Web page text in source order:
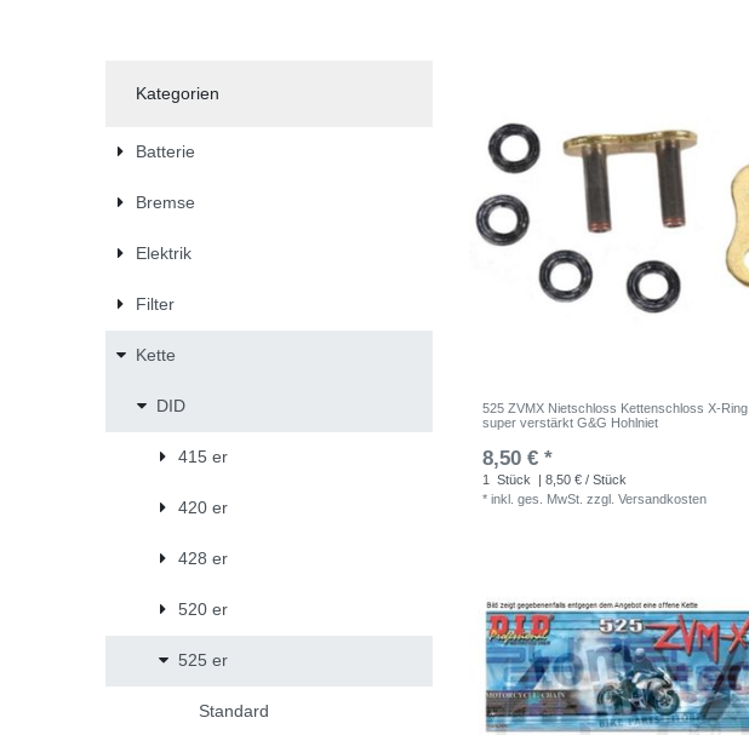
Kategorien
Batterie
Bremse
Elektrik
Filter
Kette
DID
415 er
420 er
428 er
520 er
525 er
Standard
525 ZVMX Nietschloss Kettenschloss X-Ring
super verstärkt G&G Hohlniet
8,50 € *
1 Stück
| 8,50 € / Stück
*inkl. ges. MwSt. zzgl.Versandkosten